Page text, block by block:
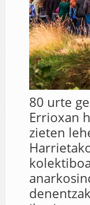
80 urte
Errioxan
zieten